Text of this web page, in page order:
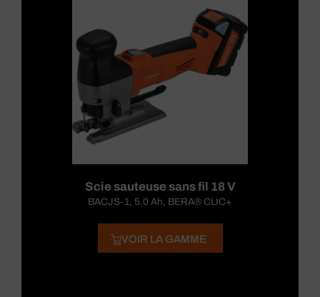
Scie sauteuse sans fil 18 V
BACJS-1, 5.0 Ah, BERA® CLIC+
VOIR LA GAMME